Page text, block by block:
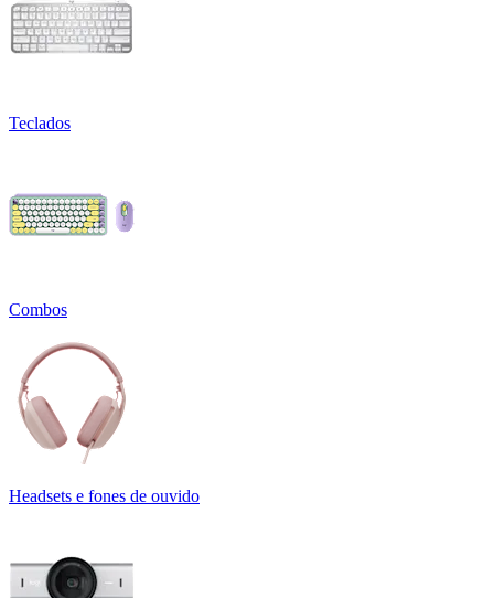
Teclados
Combos
Headsets e fones de ouvido